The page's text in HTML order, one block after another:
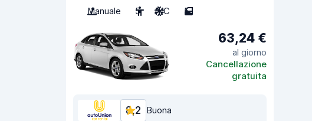
Manuale
5 A/C 5
63,24 €
al giorno
Cancellazione
gratuita
8,2 Buona